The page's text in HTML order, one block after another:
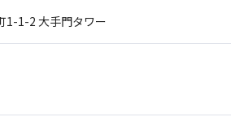
1-1-2 大手門タワー